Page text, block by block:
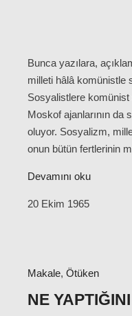
Bunca yazılara,
milleti hâlâ komünistle
Sosyalistlere komünist
Moskof ajanlarının da
oluyor. Sosyalizm,
onun bütün fertlerinin
Devamını oku
20 Ekim 1965
Makale, Ötüken
NE